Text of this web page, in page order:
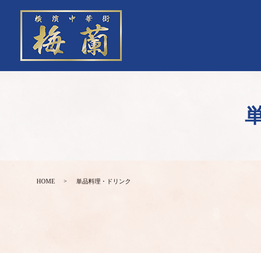
HOME 単品料理・ドリンク